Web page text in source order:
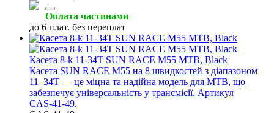
Оплата частинами
до 6 плат. без переплат
Касета 8-k 11-34T SUN RACE M55 MTB, Black
Касета SUN RACE M55 на 8 швидкостей з діапазоном
11–34T — це міцна та надійна модель для MTB, що
забезпечує універсальність у трансмісії. Артикул
CAS‑41‑49.